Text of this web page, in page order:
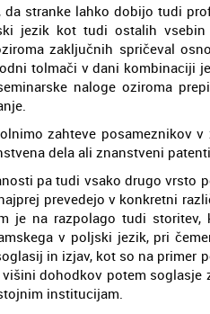
da stranke lahko dobijo tudi
jezik kot tudi ostalih
zaključnih spričeval
tolmači v dani kombinaciji
naloge oziroma
zahteve posameznikov
dela ali znanstveni
pa tudi vsako drugo vrsto
prevedejo v konkretni
je na razpolago tudi
v poljski jezik, pri
in izjav, kot so na
dohodkov potem soglasje
institucijam.